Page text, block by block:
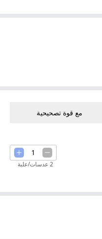
مع قوة تصحيحية
1
2 عدسات/علبة